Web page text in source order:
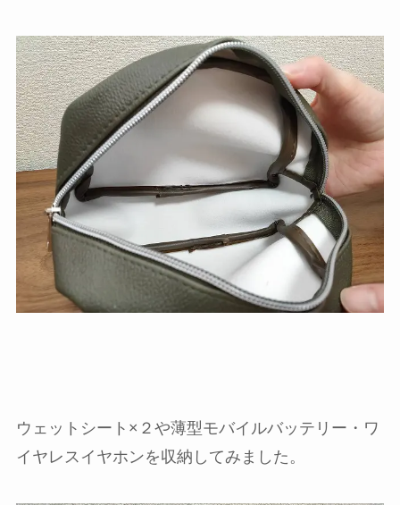
ウェットシート×２や薄型モバイルバッテリー・ワ
イヤレスイヤホンを収納してみました。